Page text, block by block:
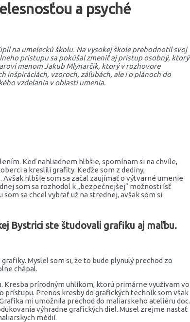
a psyché
na umeleckú školu. Na vysokej škole prehodnotil svoj
prístupu sa pokúšal zmeniť aj prístup osobný, ktorý
menom Jakub Mlynarčík, ktorý v rozhovore
inšpiráciách, vzoroch, záľubách, ale i o plánoch do
vzdelania v oblasti umenia.
Keď nahliadnem hlbšie, spomínam si na chvíle,
a kreslili grafity. Keďže som z dediny,
hlbšie som sa začal zaujímať o výtvarné umenie
som sa rozhodol k „bezpečnejšej“ možnosti ísť
sa chcel vybrať už na strednej, avšak som si
Bystrici ste študovali grafiku aj maľbu.
Myslel som si, že to bude plynulý prechod zo
chápal.
Kresba prírodným uhlíkom, ktorú primárne využívam vo
Prenos kresby do grafických techník som však
mi umožnila prechod do maliarskeho ateliéru doc.
výhradne grafických diel. Musel zrejme nastať
médií.